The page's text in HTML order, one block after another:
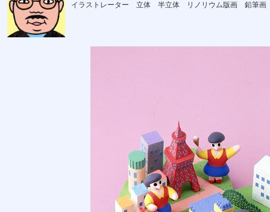
イラストレーター 立体 半立体 リノリウム版画 鉛筆画